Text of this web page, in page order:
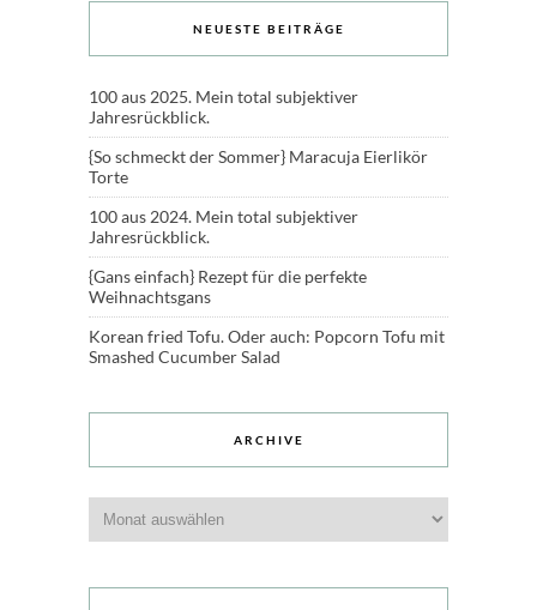
NEUESTE BEITRÄGE
100 aus 2025. Mein total subjektiver
Jahresrückblick.
{So schmeckt der Sommer} Maracuja Eierlikör
Torte
100 aus 2024. Mein total subjektiver
Jahresrückblick.
{Gans einfach} Rezept für die perfekte
Weihnachtsgans
Korean fried Tofu. Oder auch: Popcorn Tofu mit
Smashed Cucumber Salad
ARCHIVE